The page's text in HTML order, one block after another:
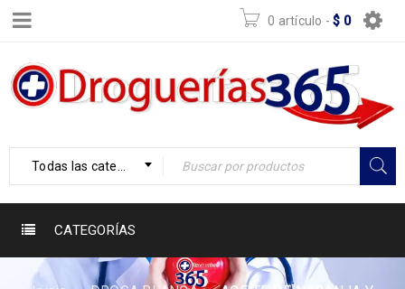
0 artículo - $ 0
Todas las categorías
CATEGORÍAS